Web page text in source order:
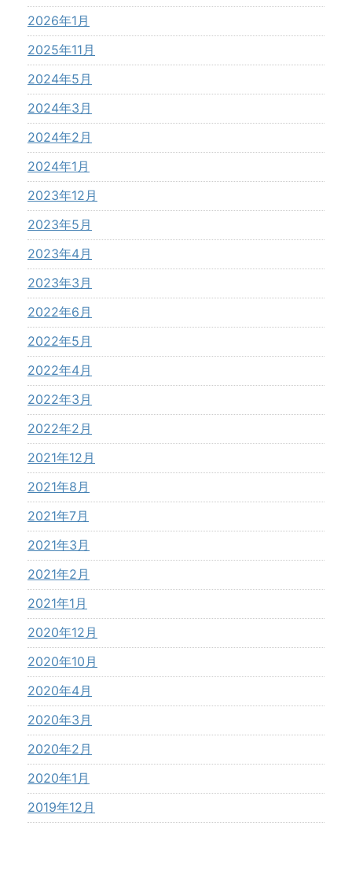
2026年1月
2025年11月
2024年5月
2024年3月
2024年2月
2024年1月
2023年12月
2023年5月
2023年4月
2023年3月
2022年6月
2022年5月
2022年4月
2022年3月
2022年2月
2021年12月
2021年8月
2021年7月
2021年3月
2021年2月
2021年1月
2020年12月
2020年10月
2020年4月
2020年3月
2020年2月
2020年1月
2019年12月